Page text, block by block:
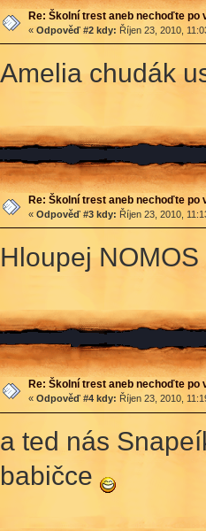
Re: Školní trest aneb nechoďte po
« Odpověď #2 kdy: Říjen 23, 2010,
Amelia chudák
Re: Školní trest aneb nechoďte po
« Odpověď #3 kdy: Říjen 23, 2010,
Hloupej
Re: Školní trest aneb nechoďte po
« Odpověď #4 kdy: Říjen 23, 2010,
a ted nás
babičce